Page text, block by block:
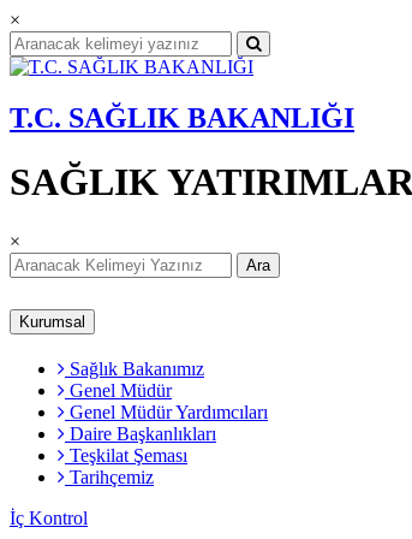
×
T.C. SAĞLIK BAKANLIĞI
SAĞLIK
×
Ara
Kurumsal
Sağlık Bakanımız
Genel Müdür
Genel Müdür Yardımcıları
Daire Başkanlıkları
Teşkilat Şeması
Tarihçemiz
İç Kontrol